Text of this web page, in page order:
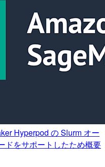
Hyperpod の Slurm オー
ドをサポートしたため概要